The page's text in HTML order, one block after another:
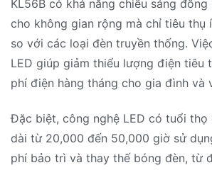
KL56B có khả năng chiếu sáng đồng
cho không gian rộng mà chỉ tiêu thụ
so với các loại đèn truyền thống.
LED giúp giảm thiểu lượng điện tiêu
phí điện hàng tháng cho gia đình và
Đặc biệt, công nghệ LED có tuổi thọ
dài từ 20,000 đến 50,000 giờ sử
phí bảo trì và thay thế bóng đèn, từ